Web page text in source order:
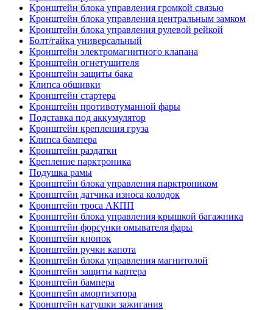
Кронштейн блока управления громкой связью
Кронштейн блока управления центральным замком
Кронштейн блока управления рулевой рейкой
Болт/гайка универсальный
Кронштейн электромагнитного клапана
Кронштейн огнетушителя
Кронштейн защиты бака
Клипса обшивки
Кронштейн стартера
Кронштейн противотуманной фары
Подставка под аккумулятор
Кронштейн крепления груза
Клипса бампера
Кронштейн раздатки
Крепление парктроника
Подушка рамы
Кронштейн блока управления парктроником
Кронштейн датчика износа колодок
Кронштейн троса АКПП
Кронштейн блока управления крышкой багажника
Кронштейн форсунки омывателя фары
Кронштейн кнопок
Кронштейн ручки капота
Кронштейн блока управления магнитолой
Кронштейн защиты картера
Кронштейн бампера
Кронштейн амортизатора
Кронштейн катушки зажигания